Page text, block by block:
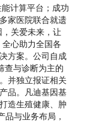
计算平台；成功
家医院联合就遗
关爱未来，让
心助力全国各
方案。公司自成
查与诊断为主的
并独立报证相关
品。凡迪基因基
造生殖健康、肿
品与业务布局，